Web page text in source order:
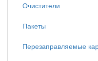
Очистители
Пакеты
Перезаправляемые